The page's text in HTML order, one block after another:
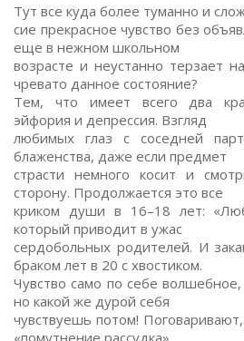
Тут все куда более туманно и
сие прекрасное чувство без
еще в нежном школьном
возрасте и неустанно терзает
чревато данное состояние?
Тем, что имеет всего два
эйфория и депрессия. Взгляд
любимых глаз с соседней
блаженства, даже если предмет
страсти немного косит и
сторону. Продолжается это все
криком души в 16–18 лет:
который приводит в ужас
сердобольных родителей. И
браком лет в 20 с хвостиком.
Чувство само по себе волшебное,
но какой же дурой себя
чувствуешь потом!
«помутнение рассудка»